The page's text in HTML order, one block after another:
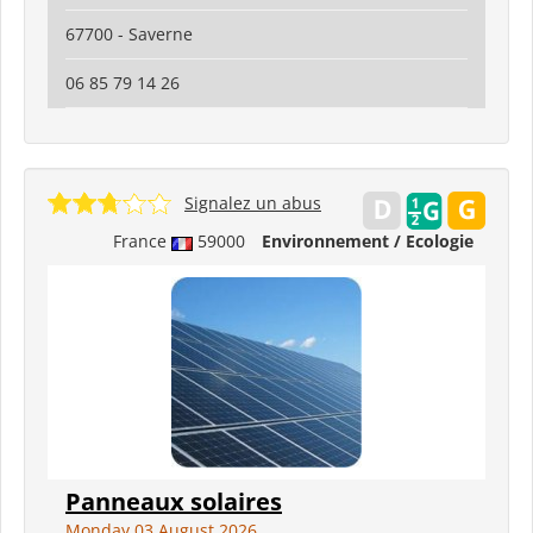
67700 - Saverne
06 85 79 14 26
France 59000 Environnement / Ecologie
Signalez un abus
Panneaux solaires